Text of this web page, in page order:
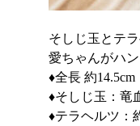
そしじ玉とテ
愛ちゃんがハ
♦全長 約14.5cm
♦そしじ玉：竜
♦テラヘルツ：